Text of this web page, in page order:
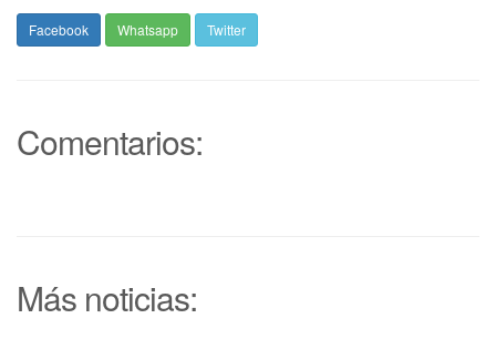
Facebook Whatsapp Twitter
Comentarios:
Más noticias: